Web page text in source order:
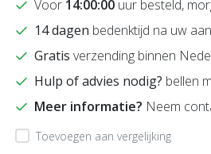
Voor 14:00:00 uur besteld,
14 dagen bedenktijd na uw
Gratis verzending binnen
Hulp of advies nodig? bellen
Meer informatie? Neem
Toevoegen aan vergelijking